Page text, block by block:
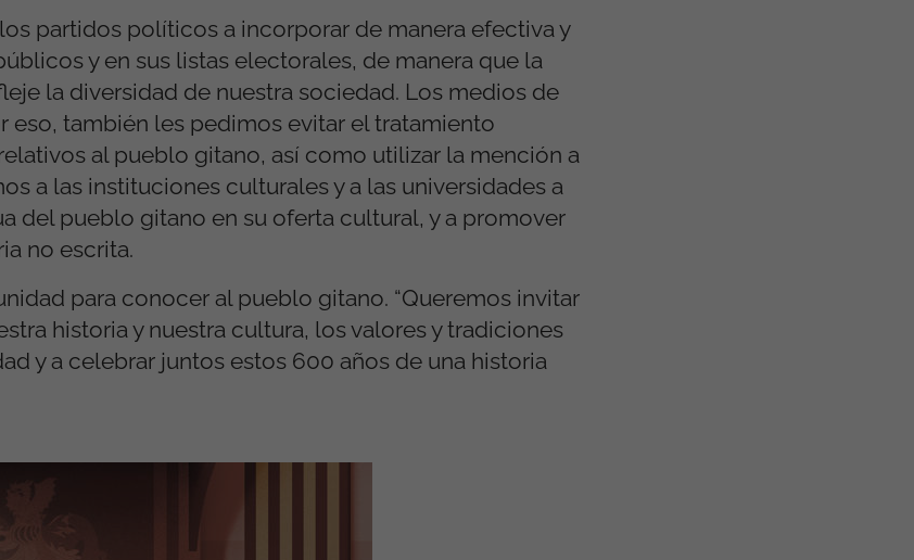
partidos políticos a incorporar de manera efectiva y
y en sus listas electorales, de manera que la
la diversidad de nuestra sociedad. Los medios de
también les pedimos evitar el tratamiento
al pueblo gitano, así como utilizar la mención a
a las instituciones culturales y a las universidades a
del pueblo gitano en su oferta cultural, y a promover
no escrita.
para conocer al pueblo gitano. “Queremos invitar
historia y nuestra cultura, los valores y tradiciones
y a celebrar juntos estos 600 años de una historia